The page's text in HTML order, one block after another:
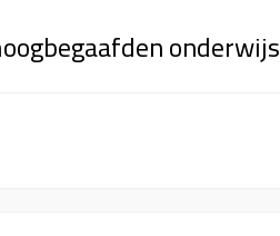
onderwijs